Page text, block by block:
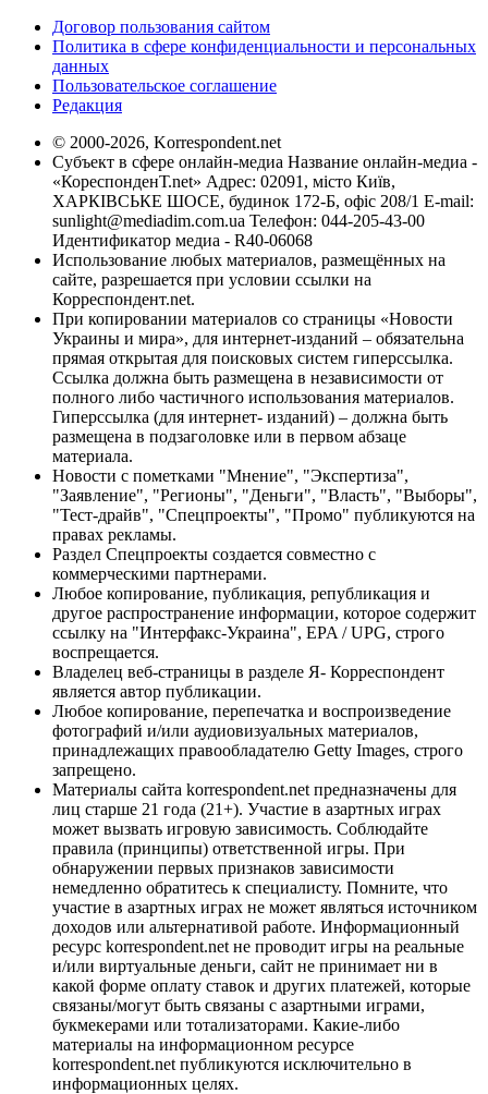
Договор пользования сайтом
Политика в сфере конфиденциальности и персональных
данных
Пользовательское соглашение
Редакция
© 2000-2026, Korrespondent.net
Субъект в сфере онлайн-медиа Название онлайн-медиа -
«КореспонденТ.net» Адрес: 02091, місто Київ,
ХАРКІВСЬКЕ ШОСЕ, будинок 172-Б, офіс 208/1 E-mail:
sunlight@mediadim.com.ua Телефон: 044-205-43-00
Идентификатор медиа - R40-06068
Использование любых материалов, размещённых на
сайте, разрешается при условии ссылки на
Корреспондент.net.
При копировании материалов со страницы «Новости
Украины и мира», для интернет-изданий – обязательна
прямая открытая для поисковых систем гиперссылка.
Ссылка должна быть размещена в независимости от
полного либо частичного использования материалов.
Гиперссылка (для интернет- изданий) – должна быть
размещена в подзаголовке или в первом абзаце
материала.
Новости с пометками "Мнение", "Экспертиза",
"Заявление", "Регионы", "Деньги", "Власть", "Выборы",
"Тест-драйв", "Спецпроекты", "Промо" публикуются на
правах рекламы.
Раздел Спецпроекты создается совместно с
коммерческими партнерами.
Любое копирование, публикация, републикация и
другое распространение информации, которое содержит
ссылку на "Интерфакс-Украина", EPA / UPG, строго
воспрещается.
Владелец веб-страницы в разделе Я- Корреспондент
является автор публикации.
Любое копирование, перепечатка и воспроизведение
фотографий и/или аудиовизуальных материалов,
принадлежащих правообладателю Getty Images, строго
запрещено.
Материалы сайта korrespondent.net предназначены для
лиц старше 21 года (21+). Участие в азартных играх
может вызвать игровую зависимость. Соблюдайте
правила (принципы) ответственной игры. При
обнаружении первых признаков зависимости
немедленно обратитесь к специалисту. Помните, что
участие в азартных играх не может являться источником
доходов или альтернативой работе. Информационный
ресурс korrespondent.net не проводит игры на реальные
и/или виртуальные деньги, сайт не принимает ни в
какой форме оплату ставок и других платежей, которые
связаны/могут быть связаны с азартными играми,
букмекерами или тотализаторами. Какие-либо
материалы на информационном ресурсе
korrespondent.net публикуются исключительно в
информационных целях.